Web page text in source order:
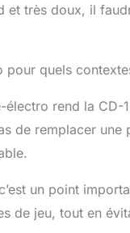
très doux, il
pour quels
électro rend la
de remplacer
un point
de jeu, tout en